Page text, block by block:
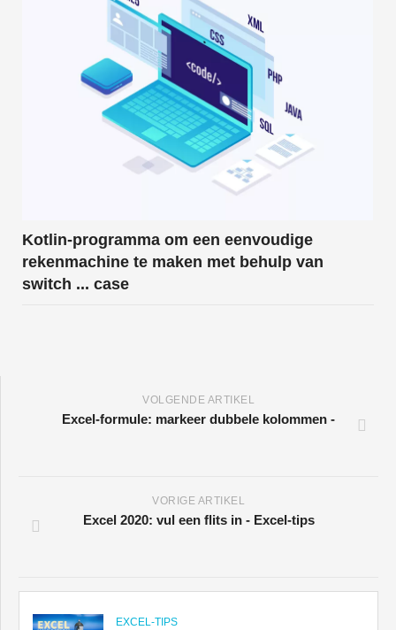
Kotlin-programma om een ​​eenvoudige
rekenmachine te maken met behulp van
switch ... case
VOLGENDE ARTIKEL
Excel-formule: markeer dubbele kolommen -
VORIGE ARTIKEL
Excel 2020: vul een flits in - Excel-tips
EXCEL-TIPS